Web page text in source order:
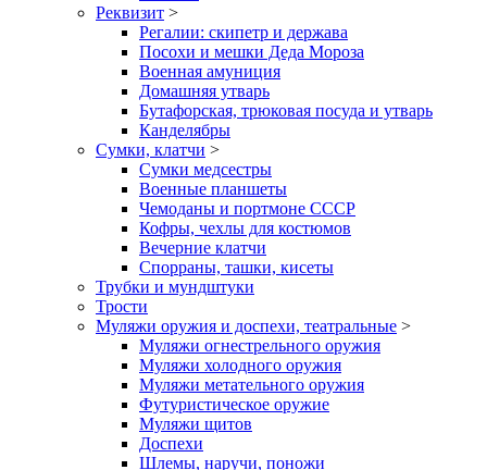
Реквизит >
Регалии: скипетр и держава
Посохи и мешки Деда Мороза
Военная амуниция
Домашняя утварь
Бутафорская, трюковая посуда и утварь
Канделябры
Сумки, клатчи >
Сумки медсестры
Военные планшеты
Чемоданы и портмоне СССР
Кофры, чехлы для костюмов
Вечерние клатчи
Спорраны, ташки, кисеты
Трубки и мундштуки
Трости
Муляжи оружия и доспехи, театральные >
Муляжи огнестрельного оружия
Муляжи холодного оружия
Муляжи метательного оружия
Футуристическое оружие
Муляжи щитов
Доспехи
Шлемы, наручи, поножи